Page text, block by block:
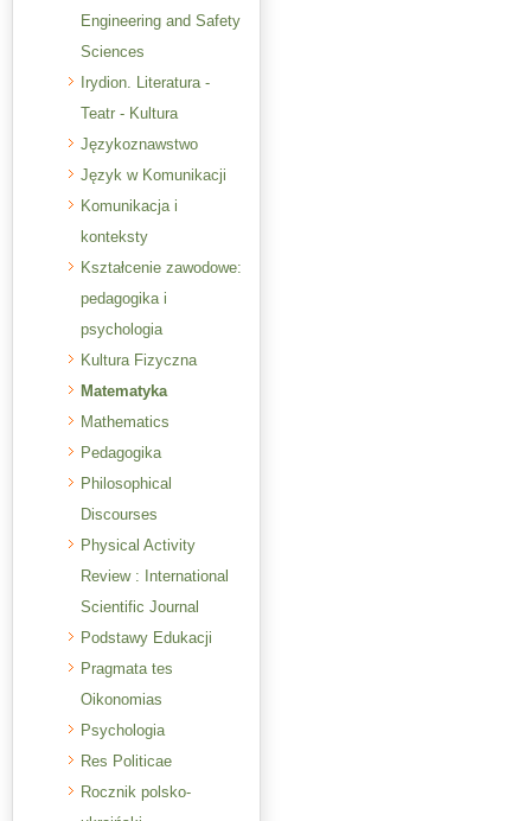
Engineering and Safety
Sciences
Irydion. Literatura -
Teatr - Kultura
Językoznawstwo
Język w Komunikacji
Komunikacja i
konteksty
Kształcenie zawodowe:
pedagogika i
psychologia
Kultura Fizyczna
Matematyka
Mathematics
Pedagogika
Philosophical
Discourses
Physical Activity
Review : International
Scientific Journal
Podstawy Edukacji
Pragmata tes
Oikonomias
Psychologia
Res Politicae
Rocznik polsko-